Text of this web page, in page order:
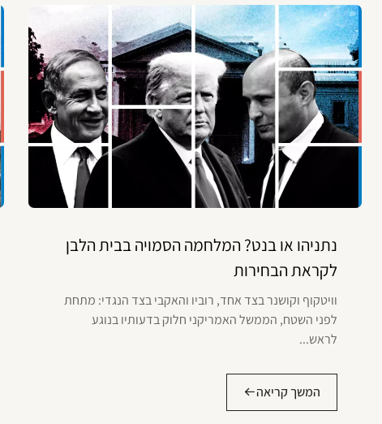
נתניהו או בנט? המלחמה הסמויה בבית הלבן
לקראת הבחירות
וויטקוף וקושנר בצד אחד, רוביו והאקבי בצד הנגדי: מתחת
לפני השטח, הממשל האמריקני חלוק בדעותיו בנוגע
לראש...
המשך קריאה